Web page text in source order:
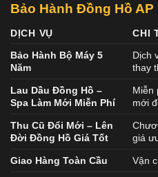
Bảo Hành Đồng Hồ AP
DỊCH VỤ
CHI
Bảo Hành Bộ Máy 5
Năm
Dịch
thay
Lau Dầu Đồng Hồ –
Spa Làm Mới Miễn Phí
Miễn
mới
Thu Cũ Đổi Mới – Lên
Đời Đồng Hồ Giá Tốt
giá
Giao Hàng Toàn Cầu Vận